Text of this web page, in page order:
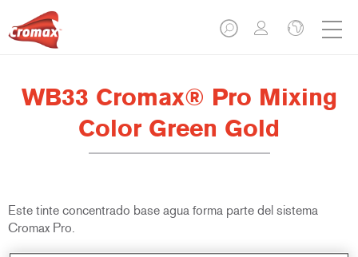
WB33 Cromax® Pro Mixing
Color Green Gold
Este tinte concentrado base agua forma parte del sistema
Cromax Pro.